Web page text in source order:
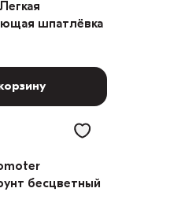
шпатлёвка
бесцветный